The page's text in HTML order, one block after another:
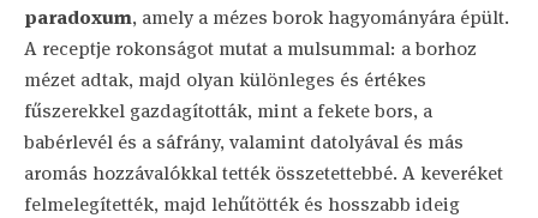
paradoxum, amely a mézes borok hagyományára épült.
A receptje rokonságot mutat a mulsummal: a borhoz
mézet adtak, majd olyan különleges és értékes
fűszerekkel gazdagították, mint a fekete bors, a
babérlevél és a sáfrány, valamint datolyával és más
aromás hozzávalókkal tették összetettebbé. A keveréket
felmelegítették, majd lehűtötték és hosszabb ideig